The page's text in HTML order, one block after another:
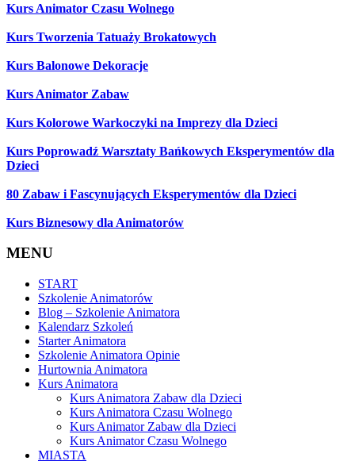
Kurs Animator Czasu Wolnego
Kurs Tworzenia Tatuaży Brokatowych
Kurs Balonowe Dekoracje
Kurs Animator Zabaw
Kurs Kolorowe Warkoczyki na Imprezy dla Dzieci
Kurs Poprowadź Warsztaty Bańkowych Eksperymentów dla
Dzieci
80 Zabaw i Fascynujących Eksperymentów dla Dzieci
Kurs Biznesowy dla Animatorów
MENU
START
Szkolenie Animatorów
Blog – Szkolenie Animatora
Kalendarz Szkoleń
Starter Animatora
Szkolenie Animatora Opinie
Hurtownia Animatora
Kurs Animatora
Kurs Animatora Zabaw dla Dzieci
Kurs Animatora Czasu Wolnego
Kurs Animator Zabaw dla Dzieci
Kurs Animator Czasu Wolnego
MIASTA